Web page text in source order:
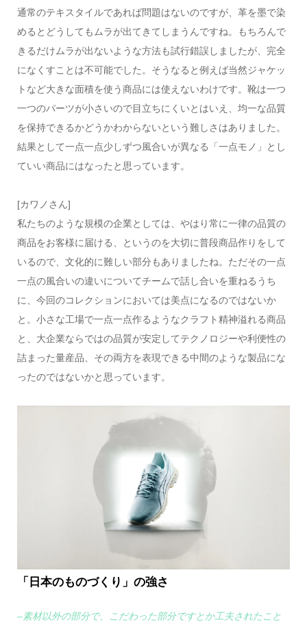
通常のテキスタイルであれば問題はないのですが、革を墨で染
めるとどうしてもムラが出てきてしまうんですね。もちろんで
きるだけムラが出ないような方法も試行錯誤しましたが、完全
になくすことは不可能でした。そうなると例えば当然ジャケッ
トなど大きな面積を使う商品には使えないわけです。靴は一つ
一つのパーツが小さいので目立ちにくいとはいえ、均一な品質
を保持できるかどうかわからないという難しさはありました。
結果として一点一点少しずつ風合いが異なる「一点モノ」とし
ていい商品にはなったと思っています。
[カワノさん]
私たちのような規模の企業としては、やはり常に一律の品質の
商品をお客様に届ける、というのを大切に普段商品作りをして
いるので、文化的に難しい部分もありましたね。ただその一点
一点の風合いの違いについてチームで話し合いを重ねるうち
に、今回のコレクションにおいては美点になるのではないか
と。小さな工場で一点一点作るようなクラフト精神溢れる商品
と、大企業ならではの品質が安定してテクノロジーや利便性の
詰まった量産品、その両方を表現できる中間のような製品にな
ったのではないかと思っています。
「日本のものづくり」の強さ
–素材以外の部分で、こだわった部分ですとか工夫されたこと